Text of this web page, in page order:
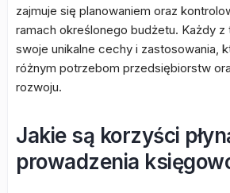
zajmuje się planowaniem oraz
ramach określonego budżetu. Każdy z
swoje unikalne cechy i zastosowania,
różnym potrzebom przedsiębiorstw
rozwoju.
Jakie są korzyści
prowadzenia